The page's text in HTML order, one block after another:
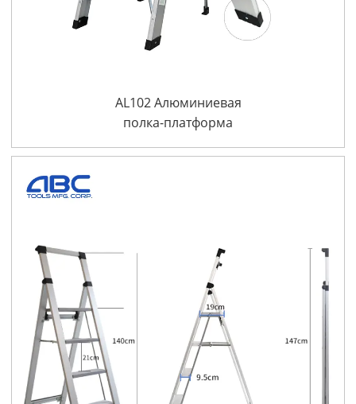
AL102 Алюминиевая
полка-платформа
стремянка
алюминиевая